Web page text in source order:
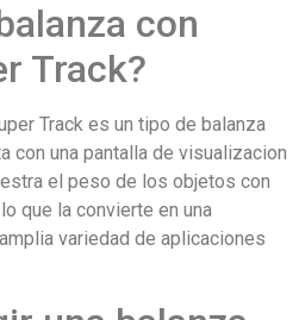
con
Track?
Track es un tipo de balanza
con una pantalla de visualizacion
el peso de los objetos con
que la convierte en una
variedad de aplicaciones